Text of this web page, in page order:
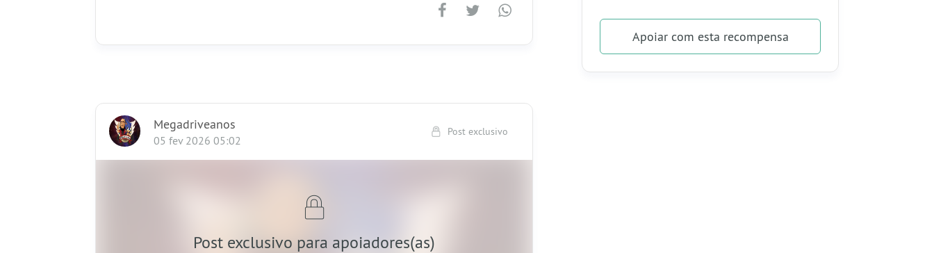
Megadriveanos
05 fev 2026 05:02
Post exclusivo
Post exclusivo para apoiadores(as)
- Seu nome será fixado na lista de apoiadores
do nosso site.
- Você pode escolher um jogo para live de
Apoiarcom esta recompensa